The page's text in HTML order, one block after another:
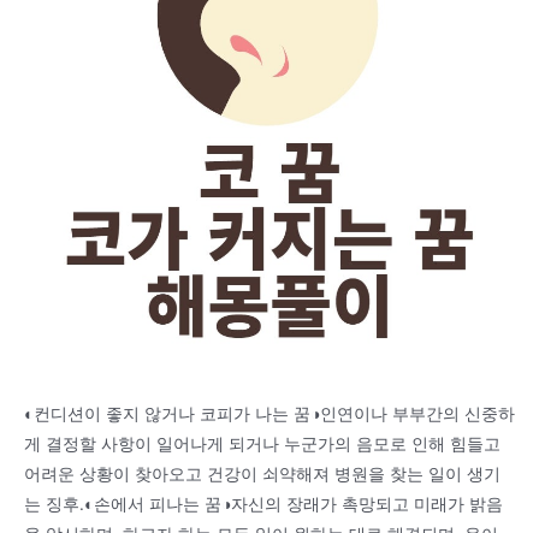
◐컨디션이 좋지 않거나 코피가 나는 꿈◑인연이나 부부간의 신중하
게 결정할 사항이 일어나게 되거나 누군가의 음모로 인해 힘들고
어려운 상황이 찾아오고 건강이 쇠약해져 병원을 찾는 일이 생기
는 징후.◐손에서 피나는 꿈◑자신의 장래가 촉망되고 미래가 밝음